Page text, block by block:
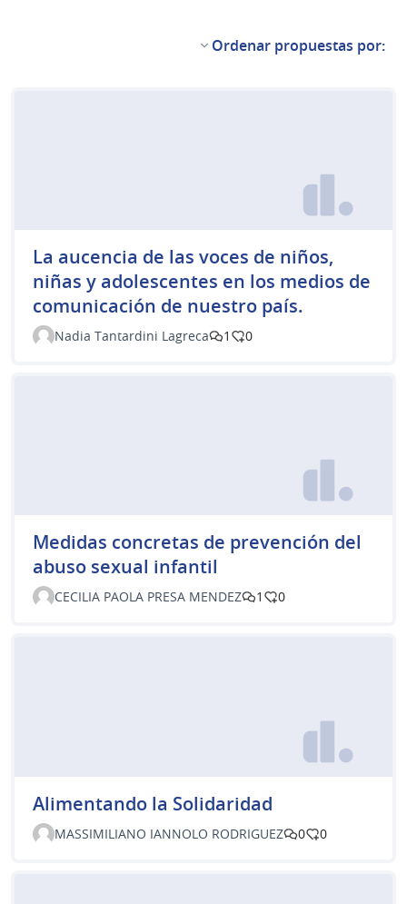
Ordenar propuestas por:
La aucencia de las voces de niños,
niñas y adolescentes en los medios de
comunicación de nuestro país.
Nadia Tantardini Lagreca 1 0
Medidas concretas de prevención del
abuso sexual infantil
CECILIA PAOLA PRESA MENDEZ 1 0
Alimentando la Solidaridad
MASSIMILIANO IANNOLO RODRIGUEZ 0 0